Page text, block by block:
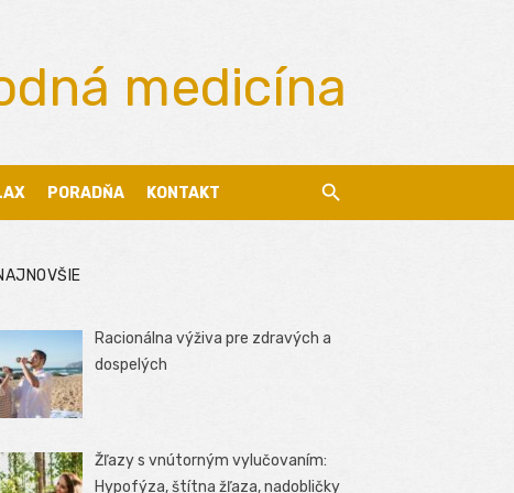
medicína
PORADŇA KONTAKT
Racionálna výživa pre zdravých a
dospelých
Žľazy s vnútorným vylučovaním:
Hypofýza, štítna žľaza, nadobličky